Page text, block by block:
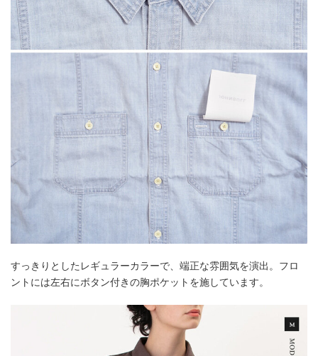
すっきりとしたレギュラーカラーで、端正な雰囲気を演出。フロ
ントには左右にボタン付きの胸ポケットを施しています。